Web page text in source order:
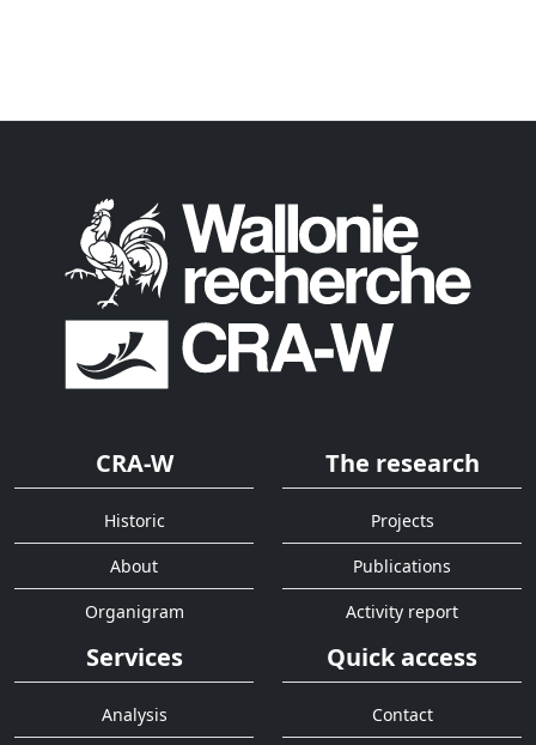
CRA-W
Historic
About
Organigram
The research
Projects
Publications
Activity report
Services
Analysis
Quick access
Contact